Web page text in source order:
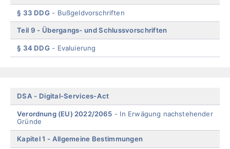
§ 33 DDG Bußgeldvorschriften
Teil 9 Übergangs- und Schlussvorschriften
§ 34 DDG Evaluierung
Skip
menu
DSA Digital-Services-Act
Verordnung (EU) 2022/2065
In Erwägung nachstehender
Gründe
Kapitel 1 Allgemeine Bestimmungen